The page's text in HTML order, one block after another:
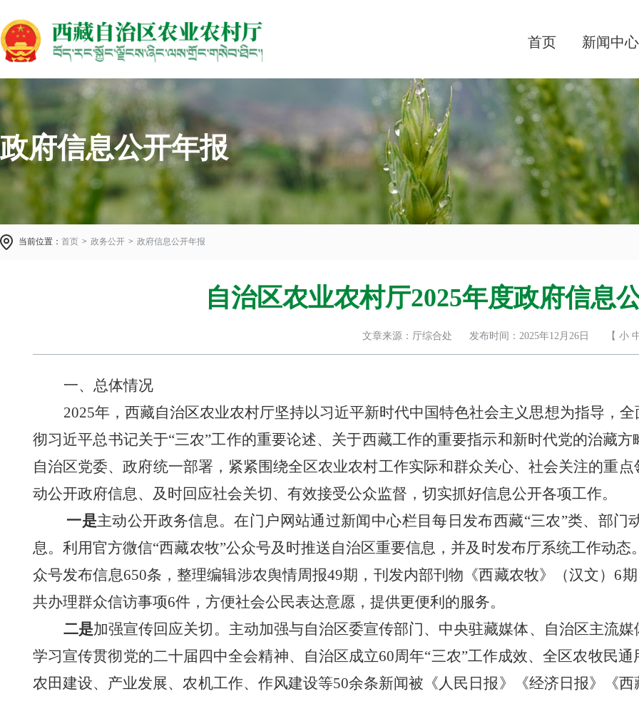
首页 新闻中心
政府信息公开年报
当前位置： 首页 > 政务公开 > 政府信息公开年报
自治区农业农村厅2025年度政府信息
文章来源：厅综合处 发布时间：2025年12月26日 【 小
一、总体情况
2025年，西藏自治区农业农村厅坚持以习近平新时代中国特色社会主义思想为指导，
彻习近平总书记关于“三农”工作的重要论述、 关于西藏工作的重要指示和新时代党的治藏方
自治区党委、政府统一部署，紧紧围绕全区农业农村工作实际和群众关心、社会关注的重
动公开政府信息、及时回应社会关切、有效接受公众监督，切实抓好信息公开各项工作。
一是主动公开政务信息。在门户网站通过新闻中心栏目每日发布西藏“三农”类、部门
息。利用官方微信“西藏农牧”公众号及时推送自治区重要信息，并及时发布厅系统工作动态
众号发布信息650条 ，整理编辑涉农舆情周报49期， 刊发内部刊物《西藏农牧》（汉文） 6
共办理群众信访事项6件，方便社会公民表达意愿，提供更便利的服务。
二是加强宣传回应关切。 主动加强与自治区委宣传部门、中央驻藏媒体、自治区主流媒
学习宣传贯彻党的二十届四中全会精神、 自治区成立60周年“三农”工作成效、全区农牧民通
农田建设、 产业发展、农机工作、作风建设等50余条新闻被《人民日报》《经济日报》《